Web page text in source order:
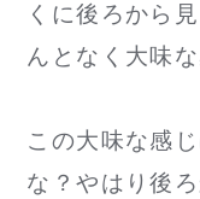
くに後ろから
んとなく大味
この大味な感
な？やはり後